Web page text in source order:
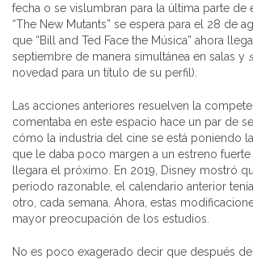
fecha o se vislumbran para la última parte de
“The New Mutants” se espera para el 28 de
que “Bill and Ted Face the Música” ahora
septiembre de manera simultánea en salas y
novedad para un título de su perfil).
Las acciones anteriores resuelven la
comentaba en este espacio hace un par de
cómo la industria del cine se está poniendo
que le daba poco margen a un estreno
llegara el próximo. En 2019, Disney mostró
periodo razonable, el calendario anterior
otro, cada semana. Ahora, estas
mayor preocupación de los estudios.
No es poco exagerado decir que después